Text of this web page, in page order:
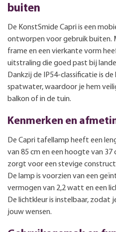
buiten
De KonstSmide Capri is een
ontworpen voor gebruik buiten.
frame en een vierkante vorm
uitstraling die goed past bij
Dankzij de IP54-classificatie is
spatwater, waardoor je hem
balkon of in de tuin.
Kenmerken en
De Capri tafellamp heeft een
van 85 cm en een hoogte van
zorgt voor een stevige
De lamp is voorzien van een
vermogen van 2,2 watt en een
De lichtkleur is instelbaar, zodat
jouw wensen.